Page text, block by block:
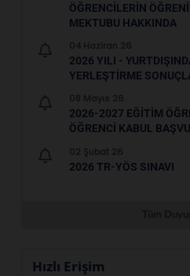
ÖĞRENCILERIN
MEKTUBU HAKKINDA
2026 YILI -
YERLEŞTIRME
2026-2027 EĞITIM
ÖĞRENCI KABUL
2026 TR-YÖS SINAVI
Hızlı Erişim